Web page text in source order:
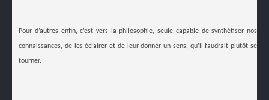
Pour d’autres enfin, c’est vers la philosophie, seule capable de synthétiser nos
connaissances, de les éclairer et de leur donner un sens, qu’il faudrait plutôt se
tourner.